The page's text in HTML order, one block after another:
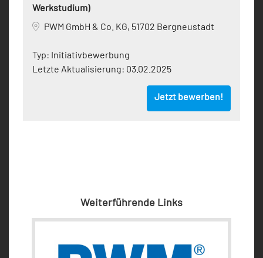
Werkstudium)
PWM GmbH & Co. KG, 51702 Bergneustadt
Typ: Initiativbewerbung
Letzte Aktualisierung: 03.02.2025
Jetzt bewerben!
Weiterführende Links